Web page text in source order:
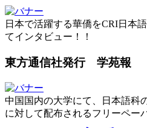
日本で活躍する華僑をCRI日本
てインタビュー！！
東方通信社発行 学苑報
中国国内の大学にて、日本語科
に対して配布されるフリーペー